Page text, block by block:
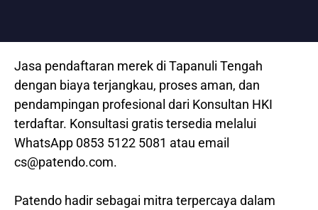
Jasa pendaftaran merek di Tapanuli Tengah
dengan biaya terjangkau, proses aman, dan
pendampingan profesional dari Konsultan HKI
terdaftar. Konsultasi gratis tersedia melalui
WhatsApp 0853 5122 5081 atau email
cs@patendo.com.
Patendo hadir sebagai mitra terpercaya dalam